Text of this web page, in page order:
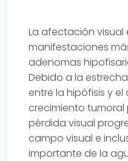
La afectación visual
manifestaciones
adenomas
Debido a la
entre la hipófisis y
crecimiento
pérdida visual
campo visual e
importante de la